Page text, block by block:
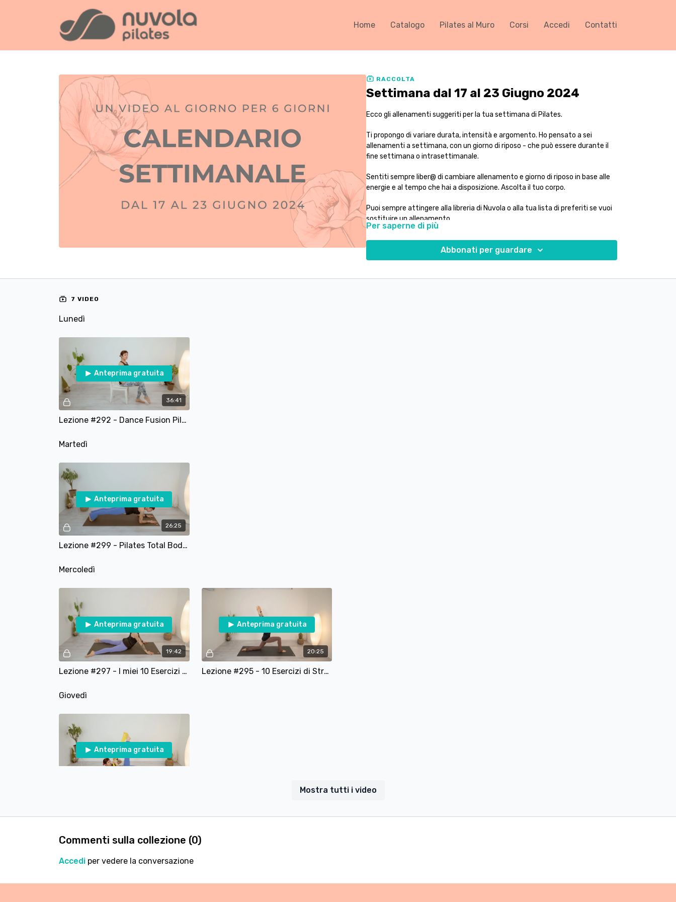
Home Catalogo Pilates al Muro Corsi Accedi Contatti
RACCOLTA
Settimana dal 17 al 23 Giugno 2024
Ecco gli allenamenti suggeriti per la tua settimana di Pilates.
Ti propongo di variare durata, intensità e argomento. Ho pensato a sei
allenamenti a settimana, con un giorno di riposo - che può essere durante il
fine settimana o intrasettimanale.
Sentiti sempre liber@ di cambiare allenamento e giorno di riposo in base alle
energie e al tempo che hai a disposizione. Ascolta il tuo corpo.
Puoi sempre attingere alla libreria di Nuvola o alla tua lista di preferiti se vuoi
sostituire un allenamento.
Spero che questa guida possa motivarti ad essere costante nella tua pratica,
e rendere il tuo percorso divertente, vario e pieno di soddisfazioni.
Per saperne di più
Abbonati per guardare
7 VIDEO
Mostra tutti i video
Lunedì
36:41
Anteprima gratuita
Lezione #292 - Dance Fusion Pilates con Sedia
Martedì
26:25
Anteprima gratuita
Lezione #299 - Pilates Total Body - Pilates per tutto il corpo
Mercoledì
19:42
Anteprima gratuita
Lezione #297 - I miei 10 Esercizi preferiti di Pilates Matwork
20:25
Anteprima gratuita
Lezione #295 - 10 Esercizi di Stretching e Mobilità
Giovedì
Anteprima gratuita
Commenti sulla collezione (0)
Accedi per vedere la conversazione